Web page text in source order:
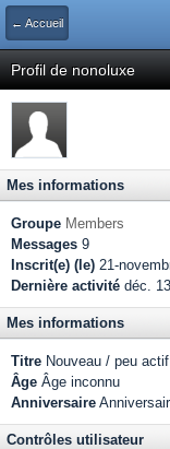
← Accueil
Profil de nonoluxe
Mes informations
Groupe Members
Messages 9
Inscrit(e) (le) 21-
Dernière activité déc.
Mes informations
Titre Nouveau / peu actif
Âge Âge inconnu
Anniversaire
Contrôles utilisateur